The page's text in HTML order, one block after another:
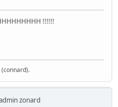
!!!!!!
zonard